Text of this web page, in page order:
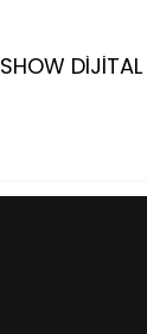
SHOW DİJİTAL